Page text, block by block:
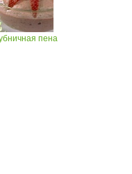
пена